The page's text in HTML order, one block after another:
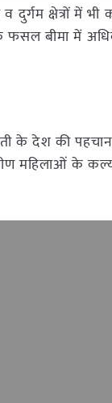
क्षेत्रों में भी
फसल बीमा में
के देश की
महिलाओं के